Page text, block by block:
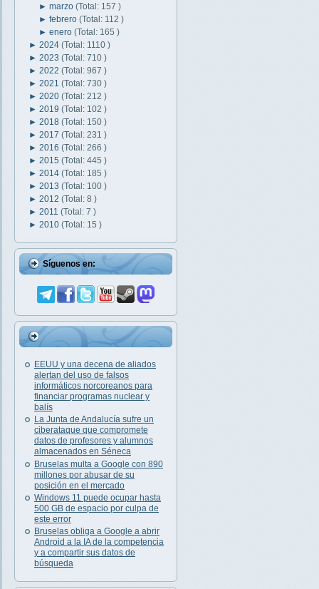
►marzo(Total: 157 )
►febrero(Total: 112 )
►enero(Total: 165 )
► 2024 (Total: 1110 )
► 2023 (Total: 710 )
► 2022 (Total: 967 )
► 2021 (Total: 730 )
► 2020 (Total: 212 )
► 2019 (Total: 102 )
► 2018 (Total: 150 )
► 2017 (Total: 231 )
► 2016 (Total: 266 )
► 2015 (Total: 445 )
► 2014 (Total: 185 )
► 2013 (Total: 100 )
► 2012 (Total: 8 )
► 2011 (Total: 7 )
► 2010 (Total: 15 )
Síguenos en:
EEUU y una decena de aliados
alertan del uso de falsos
informáticos norcoreanos para
financiar programas nuclear y
balís
La Junta de Andalucía sufre un
ciberataque que compromete
datos de profesores y alumnos
almacenados en Séneca
Bruselas multa a Google con 890
millones por abusar de su
posición en el mercado
Windows 11 puede ocupar hasta
500 GB de espacio por culpa de
este error
Bruselas obliga a Google a abrir
Android a la IA de la competencia
y a compartir sus datos de
búsqueda